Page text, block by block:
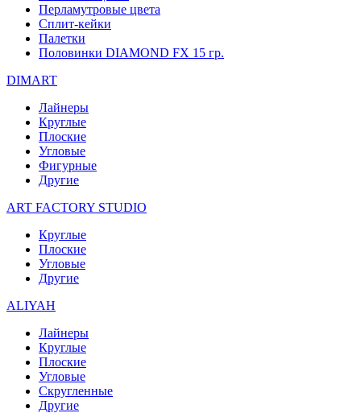
Перламутровые цвета
Сплит-кейки
Палетки
Половинки DIAMOND FX 15 гр.
DIMART
Лайнеры
Круглые
Плоские
Угловые
Фигурные
Другие
ART FACTORY STUDIO
Круглые
Плоские
Угловые
Другие
ALIYAH
Лайнеры
Круглые
Плоские
Угловые
Скругленные
Другие